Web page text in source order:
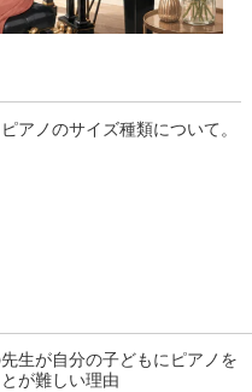
アノのサイズ種類について。
生が自分の子どもにピアノを
が難しい理由